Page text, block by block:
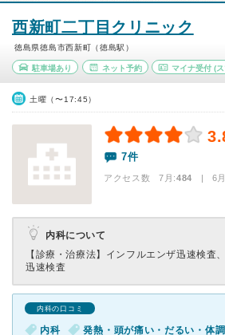
西新町二丁目クリニック
徳島県徳島市西新町（徳島駅）
駐車場あり ネット予約 マイナ受付 (
土曜（〜17:45）
7件
アクセス数 7月:484 | 6
内科について
【診療・治療法】 インフルエンザ迅速検査
迅速検査
内科の口コミ
内科 発熱・頭が痛い・だるい・体